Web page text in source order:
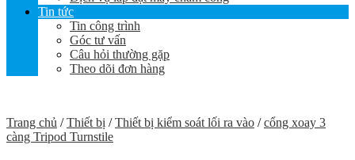
Tin tức
Tin công trình
Góc tư vấn
Câu hỏi thường gặp
Theo dõi đơn hàng
Trang chủ / Thiết bị / Thiết bị kiểm soát lối ra vào / cổng xoay 3
càng Tripod Turnstile